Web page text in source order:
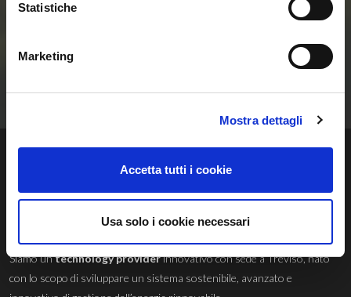
Statistiche
Marketing
Mostra dettagli
Accetta tutti i cookie
Usa solo i cookie necessari
Regalgrid Europe Srl
Siamo untechnology providerinnovativo con sede a Treviso, nato
con lo scopo di sviluppare un sistema sostenibile, avanzato e